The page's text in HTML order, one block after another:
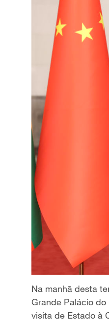
Na manhã desta
Grande Palácio do
visita de Estado à